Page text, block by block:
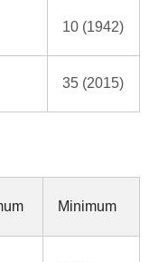
10 (1942)
35 (2015)
Minimum